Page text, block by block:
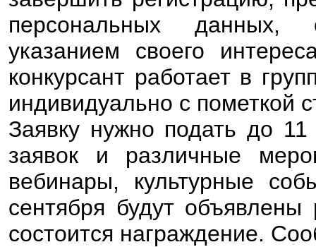
персональных данных,
указанием своего
конкурсант работает в
индивидуально с пометкой
Заявку нужно подать до
заявок и различные
вебинары, культурные
сентября будут объявлены
состоится награждение.